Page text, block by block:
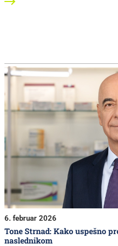
6. februar 2026
Tone Strnad: Kako uspešno
naslednikom